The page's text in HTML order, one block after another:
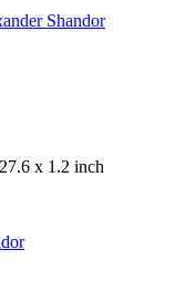
x 1.2 inch